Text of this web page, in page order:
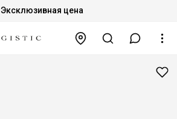
Эксклюзивная цена